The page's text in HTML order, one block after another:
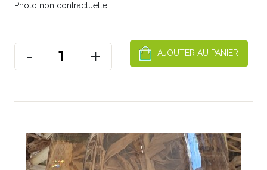
Photo non contractuelle.
- + AJOUTER AU PANIER